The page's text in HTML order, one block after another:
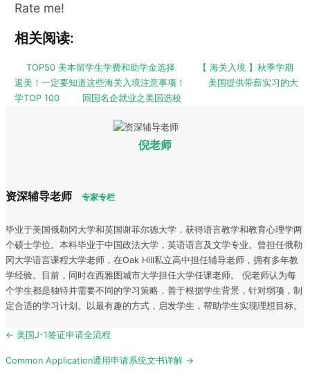
Rate me!
相关阅读:
TOP50 美本留学生学费和助学金选择
【 海关入境 】秋季学期
返美！一定要知道这些海关入境注意事项！
美国提供带薪实习的大
学TOP 100
回国名企就业之美国选校
倪老师
资深辅导老师 专家专栏
毕业于美国俄勒冈大学和英国谢菲尔德大学，获得语言教学和教育心理学两
个硕士学位。本科毕业于中国政法大学，英语语言及文学专业。曾担任俄勒
冈大学语言课程大学老师，在Oak Hill私立高中担任辅导老师，拥有多年教
学经验。目前，同时在西雅图城市大学担任大学任课老师。 倪老师认为每
个学生都是独特并需要不同的学习策略，善于根据学生背景，针对弱项，制
定合适的学习计划。以最有趣的方式，启发学生，帮助学生实现理想目标。
Post
← 美国J-1签证申请全流程
Common Application通用申请系统文书详解 →